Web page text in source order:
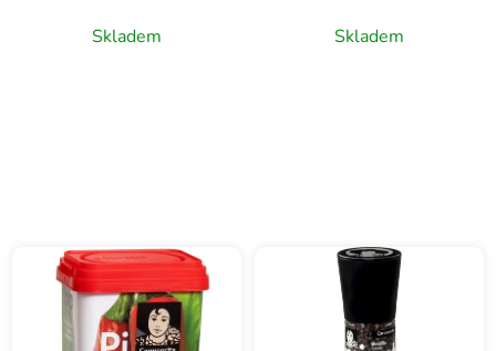
Skladem
Skladem